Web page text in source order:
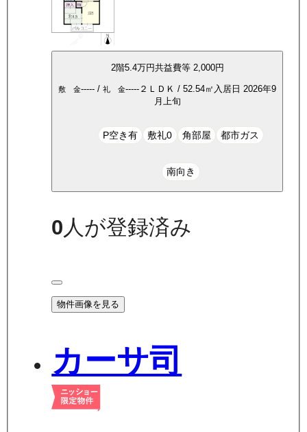
2階5.4万円共益費等 2,000円
敷 金----- / 礼 金----- ２ＬＤＫ / 52.54㎡ 入居日 2026年9
月上旬
P空き有 敷礼0 角部屋 都市ガス
南向き
0人が登録済み
物件画像を見る
カーサ司